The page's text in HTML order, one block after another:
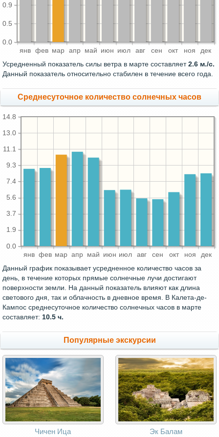
янв фев мар апр май июн июл авг сен окт ноя дек
0.0
0.5
0.9
Усредненный показатель силы ветра в марте составляет2.6 м./с.
Данный показатель относительно стабилен в течение всего года.
Среднесуточное количество солнечных часов
янв фев мар апр май июн июл авг сен окт ноя дек
0.0
1.9
3.7
5.6
7.4
9.3
11.1
13.0
14.8
Данный график показывает усредненное количество часов за
день, в течение которых прямые солнечные лучи достигают
поверхности земли. На данный показатель влияют как длина
светового дня, так и облачность в дневное время. В Калета-де-
Кампос среднесуточное количество солнечных часов в марте
составляет: 10.5 ч.
Популярные экскурсии
Чичен Ица Эк Балам